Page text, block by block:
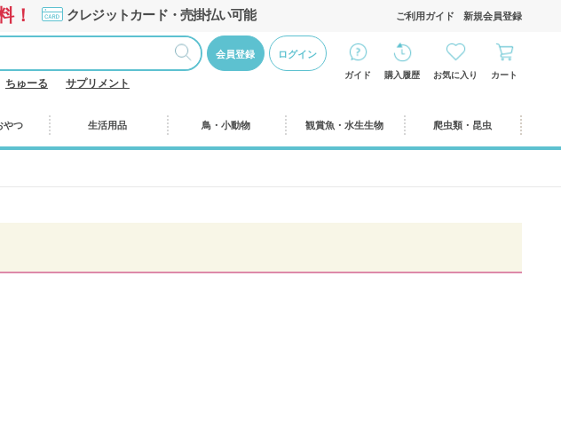
！ クレジットカード・売掛払い可能
会員登録 ログイン
ちゅーる サプリメント
ご利用ガイド 新規会員登録
ガイド 購入履歴 お気に入り カート
やつ 生活用品 鳥・小動物 観賞魚・水生生物 爬虫類・昆虫